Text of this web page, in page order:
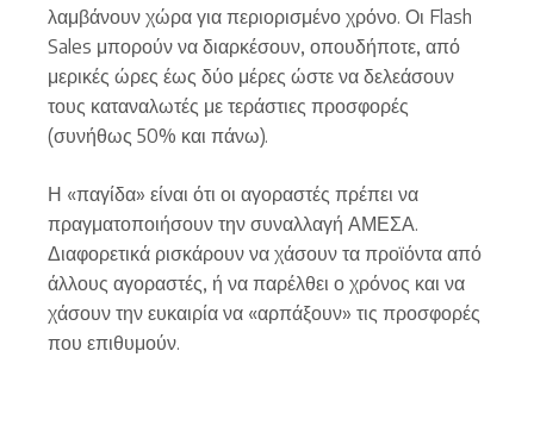
λαμβάνουν χώρα για περιορισμένο χρόνο. Οι Flash
Sales μπορούν να διαρκέσουν, οπουδήποτε, από
μερικές ώρες έως δύο μέρες ώστε να δελεάσουν
τους καταναλωτές με τεράστιες προσφορές
(συνήθως 50% και πάνω).
Η «παγίδα» είναι ότι οι αγοραστές πρέπει να
πραγματοποιήσουν την συναλλαγή ΑΜΕΣΑ.
Διαφορετικά ρισκάρουν να χάσουν τα προϊόντα από
άλλους αγοραστές, ή να παρέλθει ο χρόνος και να
χάσουν την ευκαιρία να «αρπάξουν» τις προσφορές
που επιθυμούν.